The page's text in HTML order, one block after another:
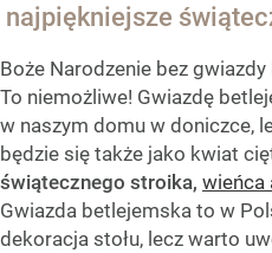
najpiękniejsze
Boże Narodzenie bez
To niemożliwe! Gwiazdę
w naszym domu w doniczce,
będzie się także jako kwiat
świątecznego stroika, wieńca
Gwiazda betlejemska to w
dekoracja stołu, lecz warto